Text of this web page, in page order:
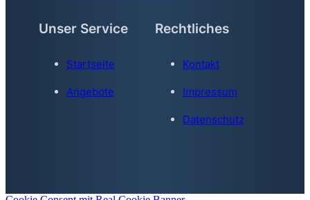
Unser Service
Startseite
Angebote
Rechtliches
Kontakt
Impressum
Datenschutz